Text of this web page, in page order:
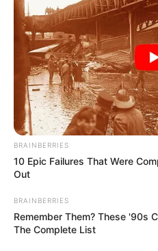
BRAINBERRIES
10 Epic Failures That Were
Out
BRAINBERRIES
Remember Them? These '90s
The Complete List